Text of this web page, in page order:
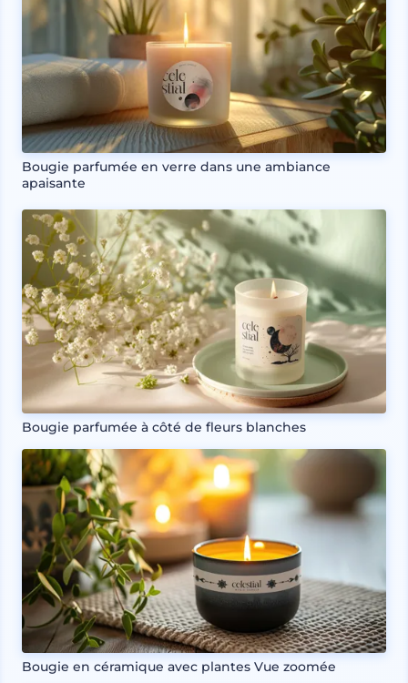
Bougie parfumée en verre dans une ambiance
apaisante
Bougie parfumée à côté de fleurs blanches
Bougie en céramique avec plantes Vue zoomée